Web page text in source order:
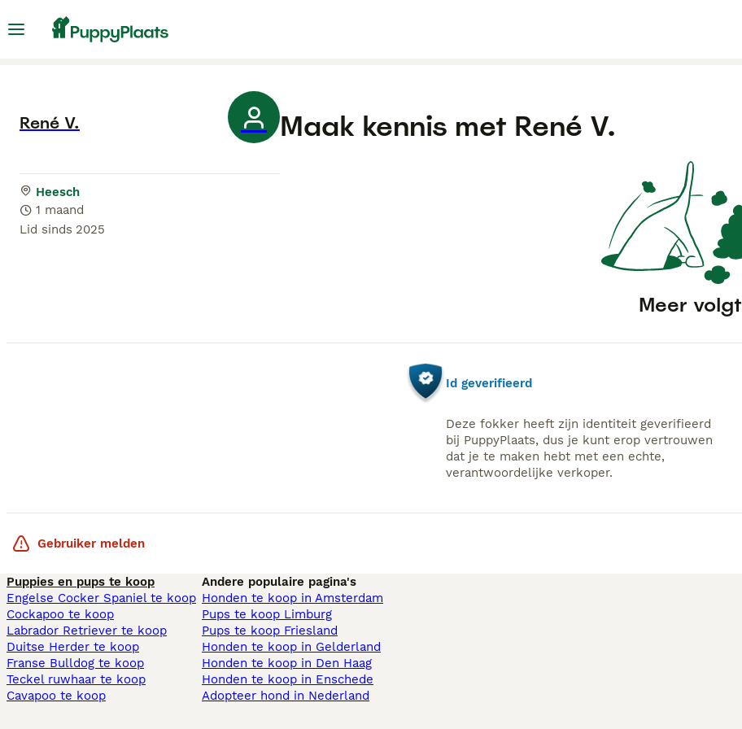
René V.
Heesch
1 maand
Lid sinds 2025
Maak kennis met René V.
Meer volgt
Id geverifieerd
Deze fokker heeft zijn identiteit geverifieerd
bij PuppyPlaats, dus je kunt erop vertrouwen
dat je te maken hebt met een echte,
verantwoordelijke verkoper.
Gebruiker melden
Puppies en pups te koop
Engelse Cocker Spaniel te koop
Cockapoo te koop
Labrador Retriever te koop
Duitse Herder te koop
Franse Bulldog te koop
Teckel ruwhaar te koop
Cavapoo te koop
Andere populaire pagina's
Honden te koop in Amsterdam
Pups te koop Limburg​
Pups te koop Friesland​
Honden te koop in Gelderland
Honden te koop in Den Haag
Honden te koop in Enschede
Adopteer hond in Nederland